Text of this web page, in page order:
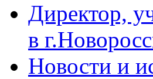
Директор,
в
Новости и